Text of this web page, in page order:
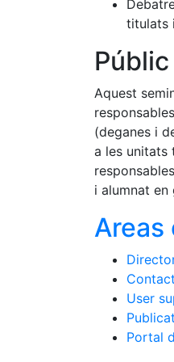
titulats
Públic
Aquest
(deganes i
a les unitats
i alumnat en
User
Portal